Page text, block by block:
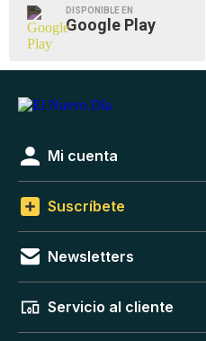
DISPONIBLE EN
Google Play
Mi cuenta
Suscríbete
Newsletters
Servicio al cliente